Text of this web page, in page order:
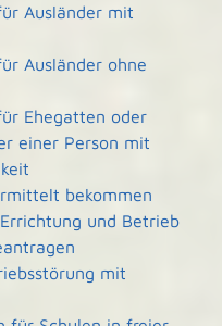
Ausländer mit
Ausländer ohne
Ehegatten oder
einer Person mit
bekommen
und Betrieb
mit